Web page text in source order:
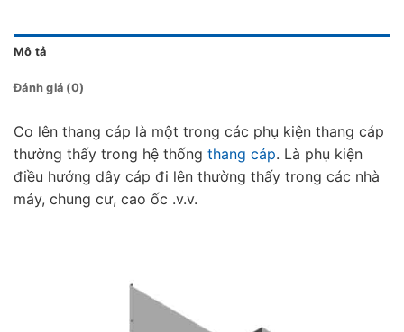
Mô tả
Đánh giá (0)
Co lên thang cáp là một trong các phụ kiện thang cáp
thường thấy trong hệ thống thang cáp. Là phụ kiện
điều hướng dây cáp đi lên thường thấy trong các nhà
máy, chung cư, cao ốc .v.v.